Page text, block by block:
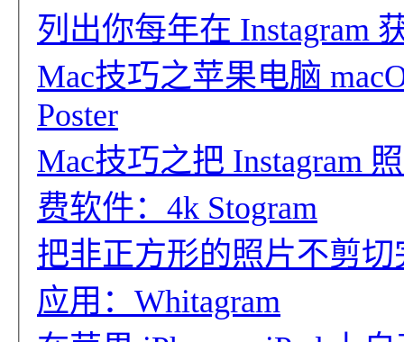
列出你每年在 Instagram
Mac技巧之苹果电脑
Poster
Mac技巧之把 Instagram
费软件：4k Stogram
把非正方形的照片不剪切
应用：Whitagram